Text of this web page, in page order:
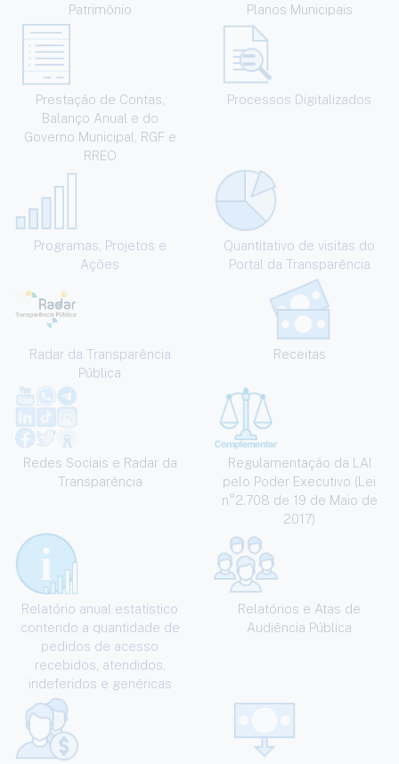
Patrimônio Planos Municipais
Prestação de Contas,
Balanço Anual e do
Governo Municipal, RGF e
RREO
Processos Digitalizados
Programas, Projetos e
Ações
Quantitativo de visitas do
Portal da Transparência
Radar da Transparência
Pública
Receitas
Redes Sociais e Radar da
Transparência
Regulamentação da LAI
pelo Poder Executivo (Lei
n°2.708 de 19 de Maio de
2017)
Relatório anual estatístico
contendo a quantidade de
pedidos de acesso
recebidos, atendidos,
indeferidos e genéricas
Relatórios e Atas de
Audiência Pública